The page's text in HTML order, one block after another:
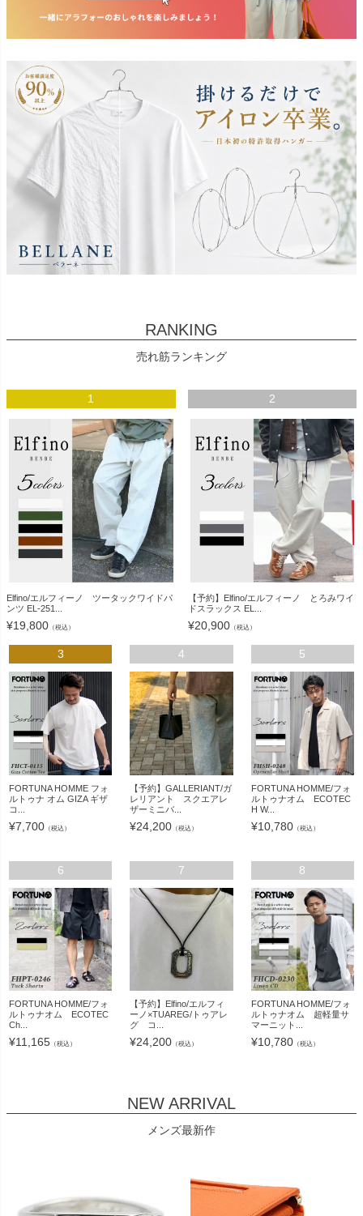
RANKING
売れ筋ランキング
1
Elfino/エルフィーノ ツータックワイドパ
ンツ EL-251...
¥19,800 （税込）
2
【予約】Elfino/エルフィーノ とろみワイ
ドスラックス EL...
¥20,900（税込）
3
FORTUNA HOMME フォ
ルトゥナ オム GIZA ギザ
コ...
¥7,700 （税込）
4
【予約】GALLERIANT/ガ
レリアント スクエアレ
ザーミニバ...
¥24,200 （税込）
5
FORTUNA HOMME/フォ
ルトゥナオム ECOTEC
H W...
¥10,780（税込）
6
FORTUNA HOMME/フォ
ルトゥナオム ECOTEC
Ch...
¥11,165 （税込）
7
【予約】Elfino/エルフィ
ーノ×TUAREG/トゥアレ
グ コ...
¥24,200 （税込）
8
FORTUNA HOMME/フォ
ルトゥナオム 超軽量サ
マーニット...
¥10,780（税込）
NEW ARRIVAL
メンズ最新作